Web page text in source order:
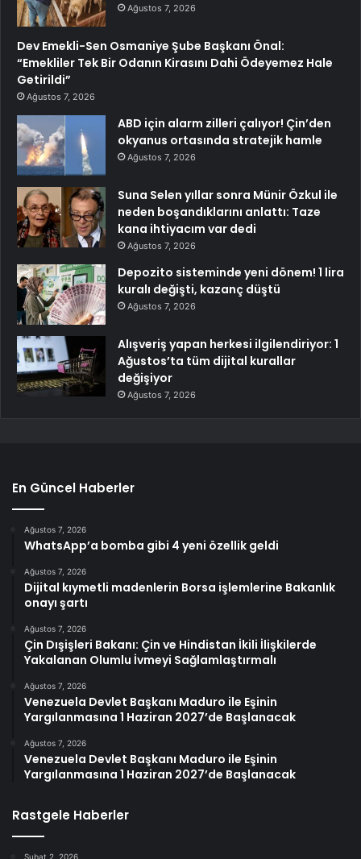
Ağustos 7, 2026
Dev Emekli-Sen Osmaniye Şube Başkanı Önal:
“Emekliler Tek Bir Odanın Kirasını Dahi Ödeyemez Hale
Getirildi”
Ağustos 7, 2026
ABD için alarm zilleri çalıyor! Çin’den
okyanus ortasında stratejik hamle
Ağustos 7, 2026
Suna Selen yıllar sonra Münir Özkul ile
neden boşandıklarını anlattı: Taze
kana ihtiyacım var dedi
Ağustos 7, 2026
Depozito sisteminde yeni dönem! 1 lira
kuralı değişti, kazanç düştü
Ağustos 7, 2026
Alışveriş yapan herkesi ilgilendiriyor: 1
Ağustos’ta tüm dijital kurallar
değişiyor
Ağustos 7, 2026
En Güncel Haberler
Ağustos 7, 2026
WhatsApp’a bomba gibi 4 yeni özellik geldi
Ağustos 7, 2026
Dijital kıymetli madenlerin Borsa işlemlerine Bakanlık
onayı şartı
Ağustos 7, 2026
Çin Dışişleri Bakanı: Çin ve Hindistan İkili İlişkilerde
Yakalanan Olumlu İvmeyi Sağlamlaştırmalı
Ağustos 7, 2026
Venezuela Devlet Başkanı Maduro ile Eşinin
Yargılanmasına 1 Haziran 2027’de Başlanacak
Ağustos 7, 2026
Venezuela Devlet Başkanı Maduro ile Eşinin
Yargılanmasına 1 Haziran 2027’de Başlanacak
Rastgele Haberler
Şubat 2, 2026